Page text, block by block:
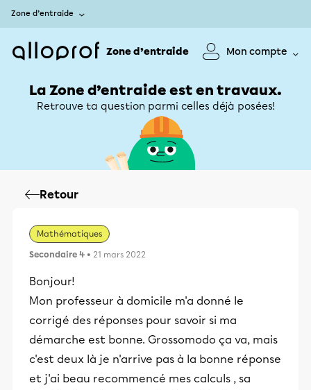
Zone d’entraide
Zone d’entraide Mon compte
La Zone d’entraide est en travaux.
Retrouve ta question parmi celles déjà posées!
Retour
Mathématiques
Secondaire 4 • 21 mars 2022
Bonjour!
Mon professeur à domicile m'a donné le
corrigé des réponses pour savoir si ma
démarche est bonne. Grossomodo ça va, mais
c'est deux là je n'arrive pas à la bonne réponse
et j'ai beau recommencé mes calculs , sa